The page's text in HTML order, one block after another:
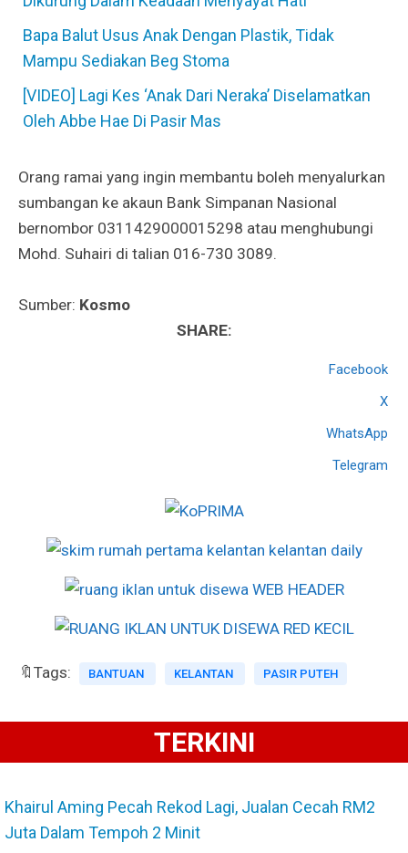
Bapa Balut Usus Anak Dengan Plastik, Tidak
Mampu Sediakan Beg Stoma
[VIDEO] Lagi Kes ‘Anak Dari Neraka’ Diselamatkan
Oleh Abbe Hae Di Pasir Mas
Orang ramai yang ingin membantu boleh menyalurkan
sumbangan ke akaun Bank Simpanan Nasional
bernombor 0311429000015298 atau menghubungi
Mohd. Suhairi di talian 016-730 3089.
Sumber: Kosmo
SHARE:
Facebook
X
WhatsApp
Telegram
🔖Tags: BANTUAN KELANTAN PASIR PUTEH
TERKINI
Khairul Aming Pecah Rekod Lagi, Jualan Cecah RM2
Juta Dalam Tempoh 2 Minit